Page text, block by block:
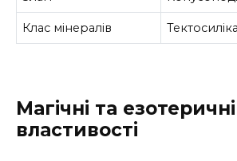
Клас мінералів
Магічні та езотеричні
властивості